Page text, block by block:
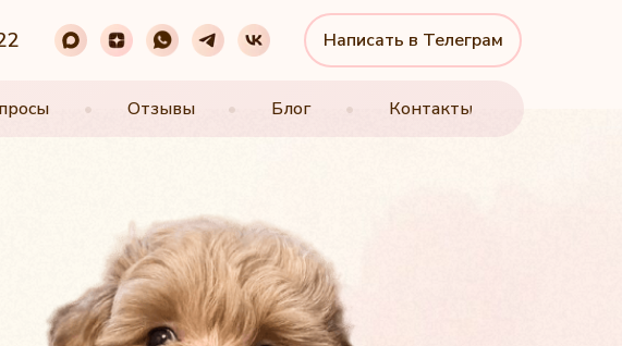
Написать в Телеграм
Отзывы Блог Контакты
• • •
Написать в Телеграм
Отзывы Блог Контакты
• • •